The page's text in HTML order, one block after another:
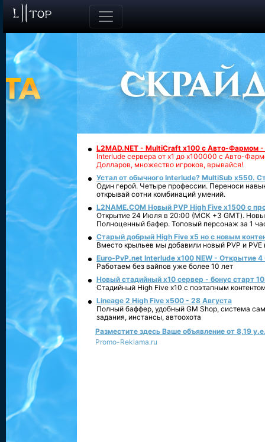
L2MAD.NET - MultiCraft x100 с Авто-Фармом
Interlude сервера от х1 до х100000 с Авто-
Долларов, множество игроков, врывайся!
Устал от обычного Interlude? MultiSub x550.
Один герой. Четыре профессии. Переноси
открывай сотни комбинаций умений.
L2NAME.COM Новый PVP High Five x1500 с
Открытие 24 Июля в 20:00 (МСК +3 GMT).
Полноценный бафер. Топовый персонаж за 1
Старый добрый High Five x5 но с новым
Вместо крыльев мы добавили новый PVP и PVE
Euro-PvP.net Interlude х100 NEW - Открытие 4
Работаем без вайпов уже более 10 лет
Новый стадийный х10 сервер - бонус старт
Стадийный High Five x10 с поэтапным
Lineage 2 High Five x500 - 28 Августа
Полный баффер, удобный GM Shop, система
задания, инстансы, автоохота
Разместите здесь Ваше объявление от 8,19
Promo-Reklama.ru